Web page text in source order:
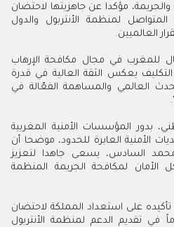
والجريمة، مؤكدا عن جاهزيتها لاحتضان
لمنظمة الأنتربول والدول
العالميين.
للمغرب في مجال مكافحة الإرهاب
التكليف يعكس الثقة العالية في قدرة
العالمي والمساهمة الفعّالة في
بدور المؤسسات الأمنية المغربية
الأمنية العابرة للحدود، موضحا أن
السادس، يسعى جاهدا لتعزيز
الأمان لمكافحة الجريمة المنظمة
على استعداد المملكة لاحتضان
في تقديم الدعم لمنظمة الأنتربول